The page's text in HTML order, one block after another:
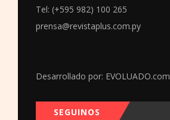
Tel: (+595 982) 100 265
prensa@revistaplus.com.py
Desarrollado por: EVOLUADO.com
SEGUINOS